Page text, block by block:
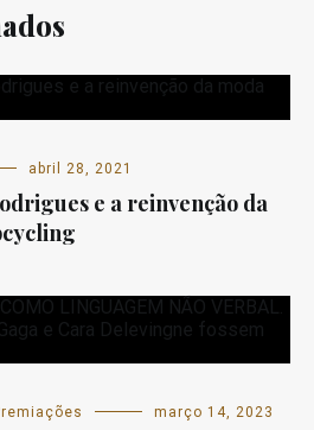
abril 28, 2021
e a reinvenção da
março 14, 2023